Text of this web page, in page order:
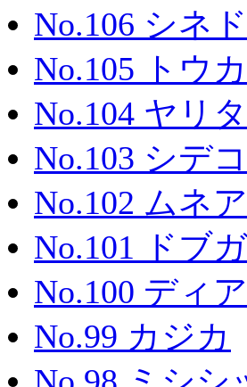
No.106 シネ
No.105 トウ
No.104 ヤリ
No.103 シデ
No.102 ムネ
No.101 ドブ
No.100 ディ
No.99 カジカ